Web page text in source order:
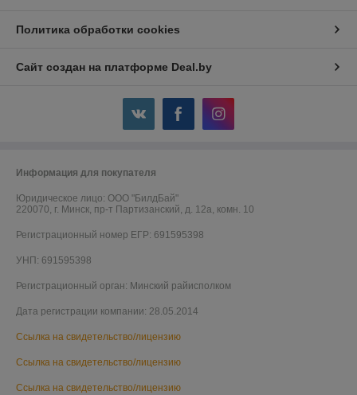
Политика обработки cookies
Сайт создан на платформе Deal.by
Информация для покупателя
Юридическое лицо: ООО "БилдБай"
220070, г. Минск, пр-т Партизанский, д. 12а, комн. 10
Регистрационный номер ЕГР: 691595398
УНП: 691595398
Регистрационный орган: Минский райисполком
Дата регистрации компании: 28.05.2014
Ссылка на свидетельство/лицензию
Ссылка на свидетельство/лицензию
Ссылка на свидетельство/лицензию